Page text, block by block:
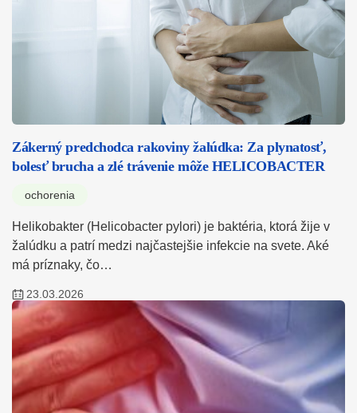
Zákerný predchodca rakoviny žalúdka: Za plynatosť,
bolesť brucha a zlé trávenie môže HELICOBACTER
ochorenia
Helikobakter (Helicobacter pylori) je baktéria, ktorá žije v
žalúdku a patrí medzi najčastejšie infekcie na svete. Aké
má príznaky, čo…
23.03.2026